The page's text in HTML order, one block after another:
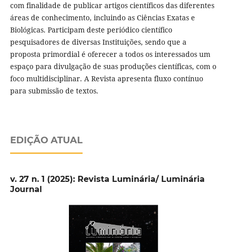
com finalidade de publicar artigos cientí­ficos das diferentes
áreas de conhecimento, incluindo as Ciências Exatas e
Biológicas. Participam deste periódico cientí­fico
pesquisadores de diversas Instituições, sendo que a
proposta primordial é oferecer a todos os interessados um
espaço para divulgação de suas produções cientí­ficas, com o
foco multidisciplinar. A Revista apresenta fluxo contí­nuo
para submissão de textos.
EDIÇÃO ATUAL
v. 27 n. 1 (2025): Revista Luminária/ Luminária
Journal